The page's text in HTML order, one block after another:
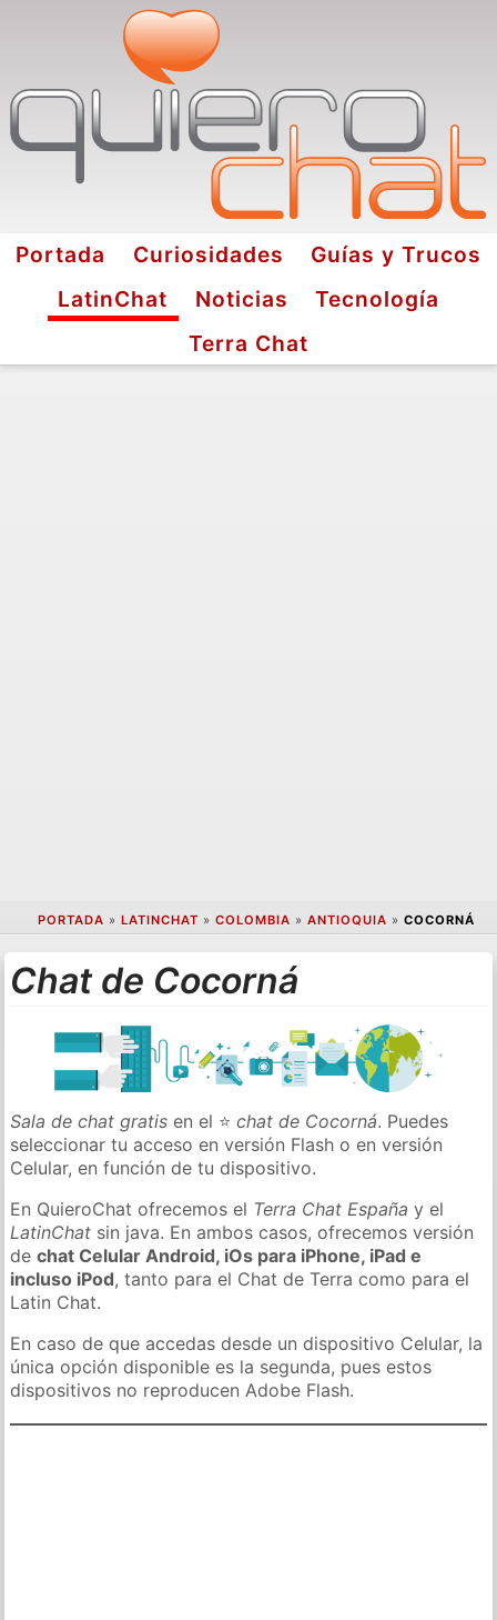
Portada Curiosidades
Guías y Trucos
LatinChat
Noticias
Tecnología
Terra Chat
PORTADA » LATINCHAT » COLOMBIA » ANTIOQUIA » COCORNÁ
Chat de Cocorná
Sala de chat gratis en el ⭐chat de Cocorná. Puedes
seleccionar tu acceso en versión Flash o en versión
Celular, en función de tu dispositivo.
En QuieroChat ofrecemos el Terra Chat España y el
LatinChat sin java. En ambos casos, ofrecemos versión
dechat Celular Android, iOs para iPhone, iPad e
incluso iPod, tanto para el Chat de Terra como para el
Latin Chat.
En caso de que accedas desde un dispositivo Celular, la
única opción disponible es la segunda, pues estos
dispositivos no reproducen Adobe Flash.